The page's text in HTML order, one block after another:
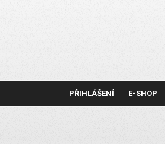
PŘIHLÁŠENÍ E-SHOP